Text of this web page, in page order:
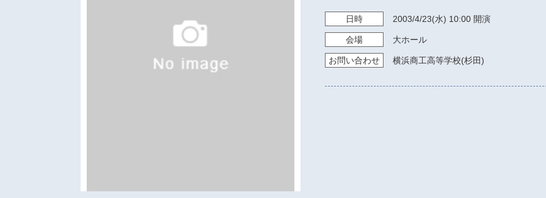
日時 2003/4/23(水) 10:00 開演
会場 大ホール
お問い合わせ 横浜商工高等学校(杉田)